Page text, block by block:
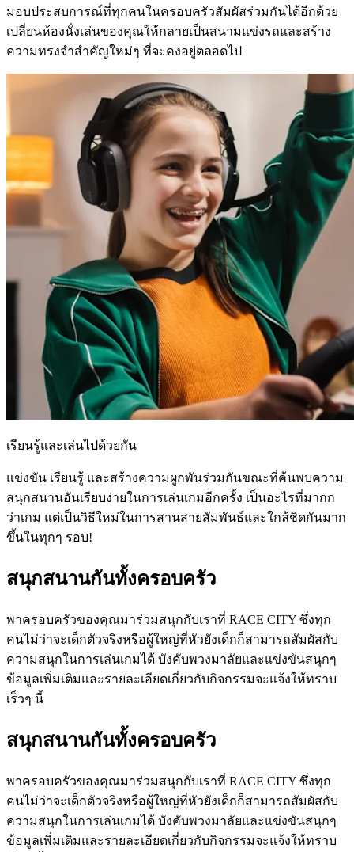
มอบประสบการณ์ที่ทุกคนในครอบครัวสัมผัสร่วมกันได้อีกด้วย
เปลี่ยนห้องนั่งเล่นของคุณให้กลายเป็นสนามแข่งรถและสร้าง
ความทรงจำสำคัญใหม่ๆ ที่จะคงอยู่ตลอดไป
เรียนรู้และเล่นไปด้วยกัน
แข่งขัน เรียนรู้ และสร้างความผูกพันร่วมกันขณะที่ค้นพบความ
สนุกสนานอันเรียบง่ายในการเล่นเกมอีกครั้ง เป็นอะไรที่มากก
ว่าเกม แต่เป็นวิธีใหม่ในการสานสายสัมพันธ์และใกล้ชิดกันมาก
ขึ้นในทุกๆ รอบ!
สนุกสนานกันทั้งครอบครัว
พาครอบครัวของคุณมาร่วมสนุกกับเราที่ RACE CITY ซึ่งทุก
คนไม่ว่าจะเด็กตัวจริงหรือผู้ใหญ่ที่หัวยังเด็กก็สามารถสัมผัสกับ
ความสนุกในการเล่นเกมได้ บังคับพวงมาลัยและแข่งขันสนุกๆ
ข้อมูลเพิ่มเติมและรายละเอียดเกี่ยวกับกิจกรรมจะแจ้งให้ทราบ
เร็วๆ นี้
สนุกสนานกันทั้งครอบครัว
พาครอบครัวของคุณมาร่วมสนุกกับเราที่ RACE CITY ซึ่งทุก
คนไม่ว่าจะเด็กตัวจริงหรือผู้ใหญ่ที่หัวยังเด็กก็สามารถสัมผัสกับ
ความสนุกในการเล่นเกมได้ บังคับพวงมาลัยและแข่งขันสนุกๆ
ข้อมูลเพิ่มเติมและรายละเอียดเกี่ยวกับกิจกรรมจะแจ้งให้ทราบ